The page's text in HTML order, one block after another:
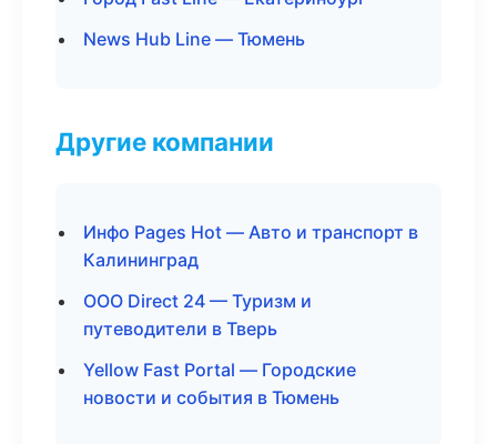
News Hub Line — Тюмень
Другие компании
Инфо Pages Hot — Авто и транспорт в
Калининград
ООО Direct 24 — Туризм и
путеводители в Тверь
Yellow Fast Portal — Городские
новости и события в Тюмень